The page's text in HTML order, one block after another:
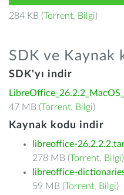
284 KB (Torrent, Bilgi)
SDK ve Kaynak
SDK'yı indir
47 MB (Torrent, Bilgi)
Kaynak kodu indir
libreoffice-
278 MB (Torrent, Bilgi)
libreoffice-
59 MB (Torrent, Bilgi)